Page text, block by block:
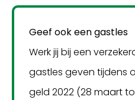
Geef ook een gastles
Werk jij bij een
gastles geven tijdens
geld 2022 (28 maart